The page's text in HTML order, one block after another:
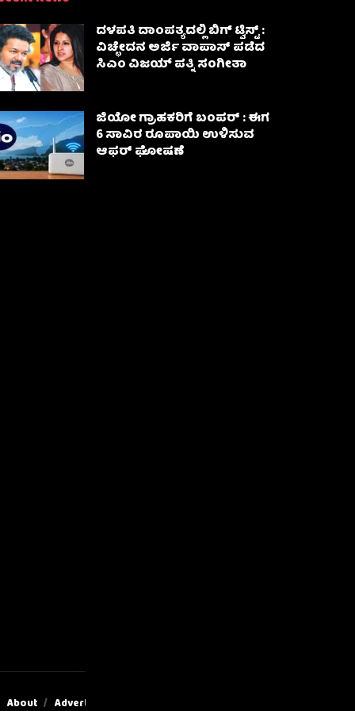
ದಳಪತಿ ದಾಂಪತ್ಯದಲ್ಲಿ ಬಿಗ್ ಟ್ವಿಸ್ಟ್ :
ವಿಚ್ಛೇದನ ಅರ್ಜಿ ವಾಪಾಸ್‌ ಪಡೆದ
ಸಿಎಂ ವಿಜಯ್ ಪತ್ನಿ ಸಂಗೀತಾ‌
ಜಿಯೋ ಗ್ರಾಹಕರಿಗೆ ಬಂಪರ್ : ಈಗ
6 ಸಾವಿರ ರೂಪಾಯಿ ಉಳಿಸುವ
ಆಫರ್ ಘೋಷಣೆ
About Advertise